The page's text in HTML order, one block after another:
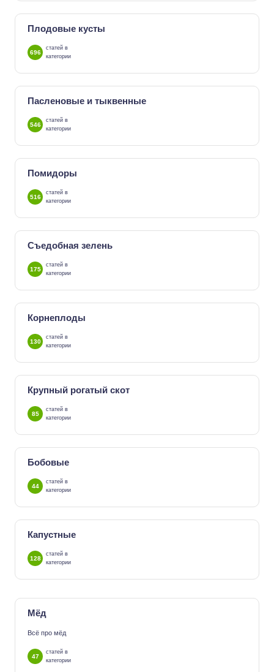
Плодовые кусты
696
статей в
категории
Пасленовые и тыквенные
546
статей в
категории
Помидоры
516
статей в
категории
Съедобная зелень
175
статей в
категории
Корнеплоды
130
статей в
категории
Крупный рогатый скот
85
статей в
категории
Бобовые
44
статей в
категории
Капустные
128
статей в
категории
Мёд
Всё про мёд
47
статей в
категории